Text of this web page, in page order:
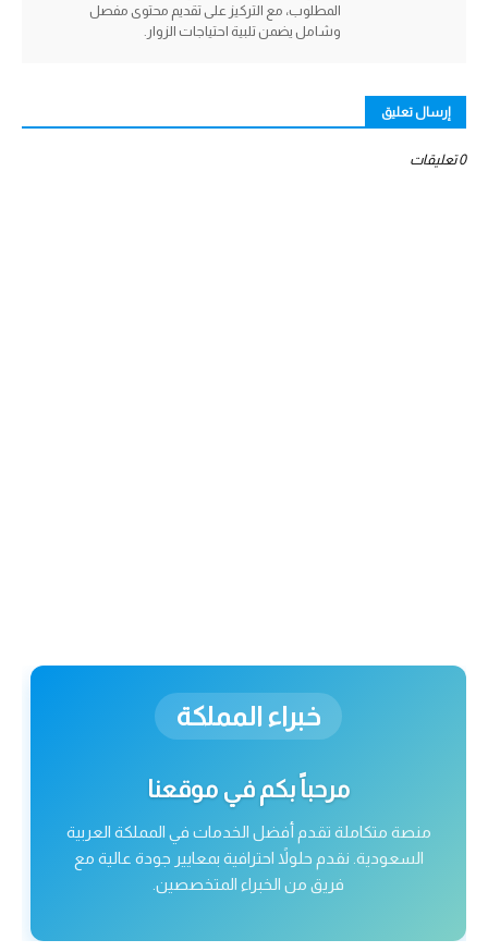
المطلوب، مع التركيز على تقديم محتوى مفصل
وشامل يضمن تلبية احتياجات الزوار.
إرسال تعليق
0 تعليقات
خبراء المملكة
مرحباً بكم في موقعنا
منصة متكاملة تقدم أفضل الخدمات في المملكة العربية
السعودية. نقدم حلولاً احترافية بمعايير جودة عالية مع
فريق من الخبراء المتخصصين.